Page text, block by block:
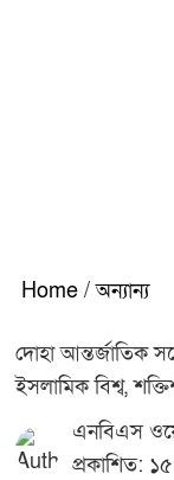
Home / অন্যান্য
দোহা আন্তর্জাতিক
ইসলামিক বিশ্ব,
এনবিএস
প্রকাশিত: